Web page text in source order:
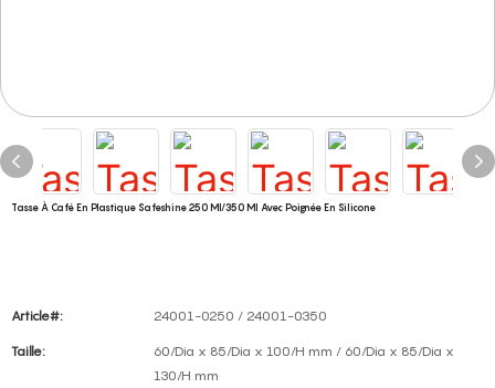
Tasse À Café En Plastique Safeshine 250 Ml/350 Ml Avec Poignée En Silicone
Article#: 24001-0250 / 24001-0350
Taille:
60/Dia x 85/Dia x 100/H mm / 60/Dia x 85/Dia x
130/H mm